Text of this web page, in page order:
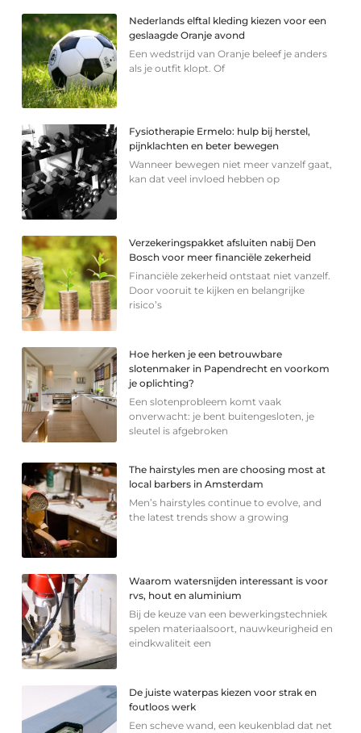
Nederlands elftal kleding kiezen voor een
geslaagde Oranje avond
Een wedstrijd van Oranje beleef je anders
als je outfit klopt. Of
Fysiotherapie Ermelo: hulp bij herstel,
pijnklachten en beter bewegen
Wanneer bewegen niet meer vanzelf gaat,
kan dat veel invloed hebben op
Verzekeringspakket afsluiten nabij Den
Bosch voor meer financiële zekerheid
Financiële zekerheid ontstaat niet vanzelf.
Door vooruit te kijken en belangrijke
risico’s
Hoe herken je een betrouwbare
slotenmaker in Papendrecht en voorkom
je oplichting?
Een slotenprobleem komt vaak
onverwacht: je bent buitengesloten, je
sleutel is afgebroken
The hairstyles men are choosing most at
local barbers in Amsterdam
Men’s hairstyles continue to evolve, and
the latest trends show a growing
Waarom watersnijden interessant is voor
rvs, hout en aluminium
Bij de keuze van een bewerkingstechniek
spelen materiaalsoort, nauwkeurigheid en
eindkwaliteit een
De juiste waterpas kiezen voor strak en
foutloos werk
Een scheve wand, een keukenblad dat net